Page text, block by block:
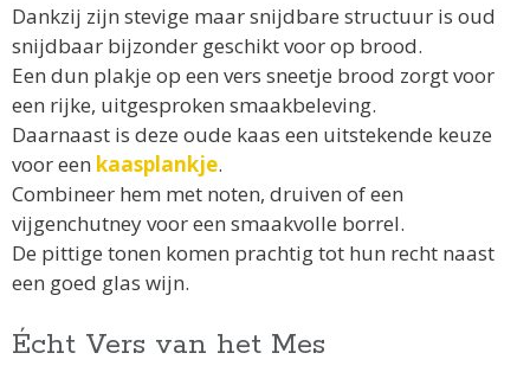
Dankzij zijn stevige maar snijdbare structuur is oud
snijdbaar bijzonder geschikt voor op brood.
Een dun plakje op een vers sneetje brood zorgt voor
een rijke, uitgesproken smaakbeleving.
Daarnaast is deze oude kaas een uitstekende keuze
voor een kaasplankje.
Combineer hem met noten, druiven of een
vijgenchutney voor een smaakvolle borrel.
De pittige tonen komen prachtig tot hun recht naast
een goed glas wijn.
Écht Vers van het Mes